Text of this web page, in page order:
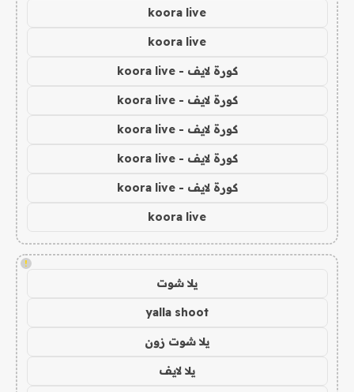
koora live
koora live
كورة لايف - koora live
كورة لايف - koora live
كورة لايف - koora live
كورة لايف - koora live
كورة لايف - koora live
koora live
!
يلا شوت
yalla shoot
يلا شوت زون
يلا لايف